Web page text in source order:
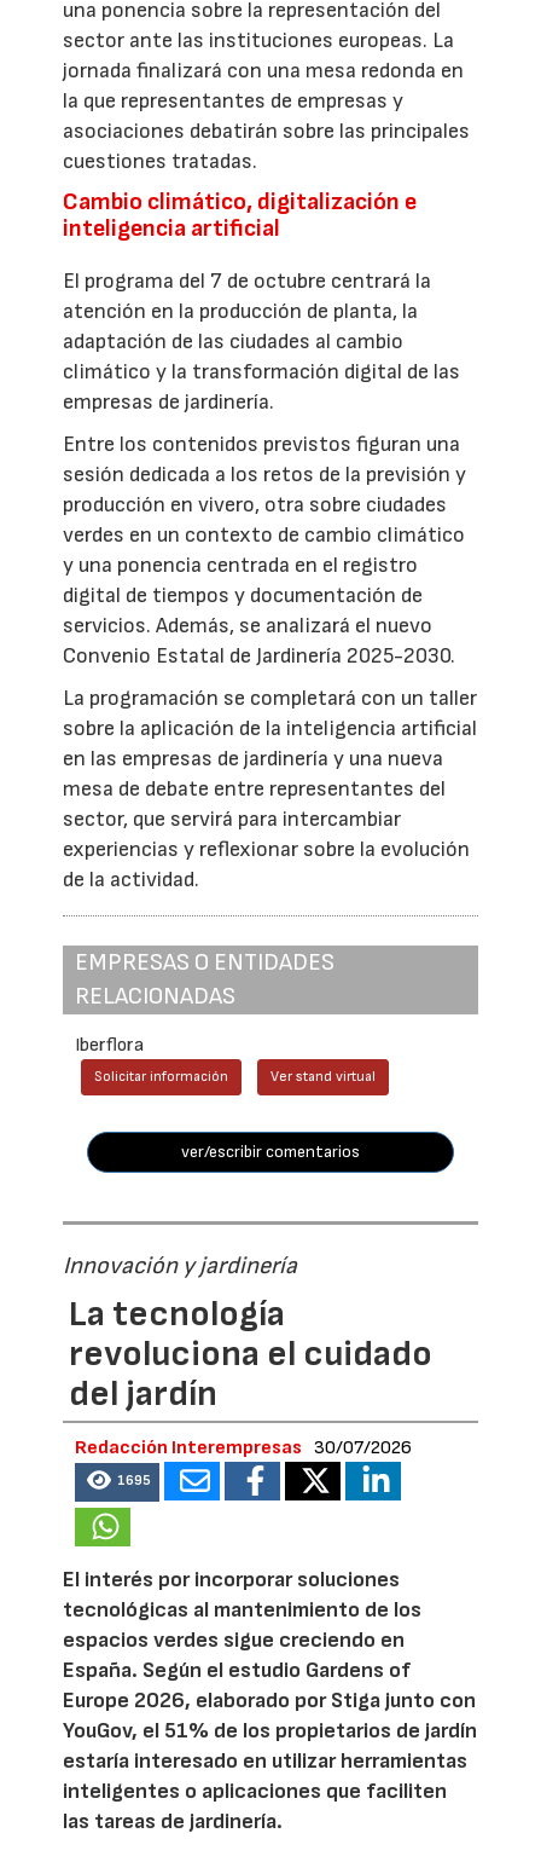
una ponencia sobre la representación del
sector ante las instituciones europeas. La
jornada finalizará con una mesa redonda en
la que representantes de empresas y
asociaciones debatirán sobre las principales
cuestiones tratadas.
Cambio climático, digitalización e
inteligencia artificial
El programa del 7 de octubre centrará la
atención en la producción de planta, la
adaptación de las ciudades al cambio
climático y la transformación digital de las
empresas de jardinería.
Entre los contenidos previstos figuran una
sesión dedicada a los retos de la previsión y
producción en vivero, otra sobre ciudades
verdes en un contexto de cambio climático
y una ponencia centrada en el registro
digital de tiempos y documentación de
servicios. Además, se analizará el nuevo
Convenio Estatal de Jardinería 2025-2030.
La programación se completará con un taller
sobre la aplicación de la inteligencia artificial
en las empresas de jardinería y una nueva
mesa de debate entre representantes del
sector, que servirá para intercambiar
experiencias y reflexionar sobre la evolución
de la actividad.
EMPRESAS O ENTIDADES
RELACIONADAS
Iberflora
Solicitar información Ver stand virtual
ver/escribir comentarios
Innovación y jardinería
La tecnología
revoluciona el cuidado
del jardín
Redacción Interempresas 30/07/2026
1695
El interés por incorporar soluciones
tecnológicas al mantenimiento de los
espacios verdes sigue creciendo en
España. Según el estudio Gardens of
Europe 2026, elaborado por Stiga junto con
YouGov, el 51% de los propietarios de jardín
estaría interesado en utilizar herramientas
inteligentes o aplicaciones que faciliten
las tareas de jardinería.